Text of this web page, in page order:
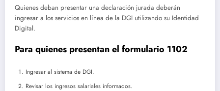
Quienes deban presentar una declaración jurada deberán
ingresar a los servicios en línea de la DGI utilizando su Identidad
Digital.
Para quienes presentan el formulario 1102
Ingresar al sistema de DGI.
Revisar los ingresos salariales informados.